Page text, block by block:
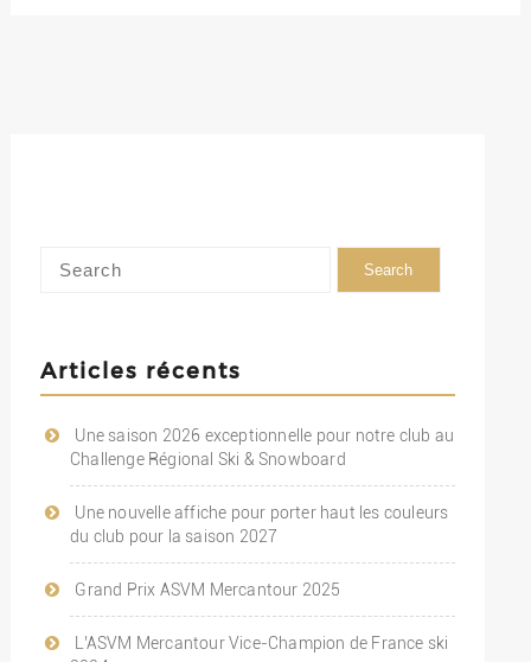
Articles récents
Une saison 2026 exceptionnelle pour notre club au
Challenge Régional Ski & Snowboard
Une nouvelle affiche pour porter haut les couleurs
du club pour la saison 2027
Grand Prix ASVM Mercantour 2025
L’ASVM Mercantour Vice-Champion de France ski